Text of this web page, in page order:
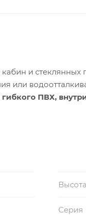
и стеклянных
или
ПВХ,
Серия